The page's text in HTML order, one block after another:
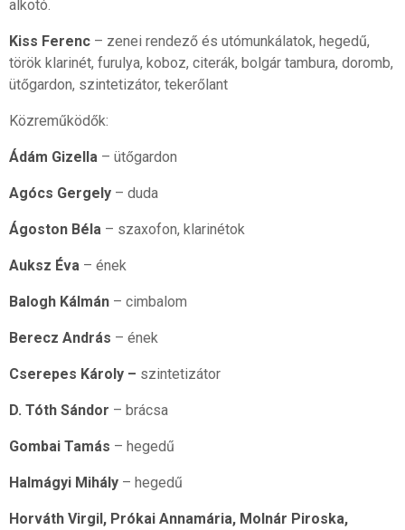
alkotó.
Kiss Ferenc– zenei rendező és utómunkálatok, hegedű,
török klarinét, furulya, koboz, citerák, bolgár tambura, doromb,
ütőgardon, szintetizátor, tekerőlant
Közreműködők:
Ádám Gizella – ütőgardon
Agócs Gergely– duda
Ágoston Béla – szaxofon, klarinétok
Auksz Éva – ének
Balogh Kálmán– cimbalom
Berecz András – ének
Cserepes Károly – szintetizátor
D. Tóth Sándor – brácsa
Gombai Tamás – hegedű
Halmágyi Mihály– hegedű
Horváth Virgil, Prókai Annamária, Molnár Piroska,